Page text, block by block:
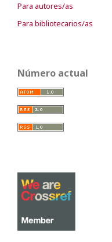
Para autores/as
Para bibliotecarios/as
Número actual